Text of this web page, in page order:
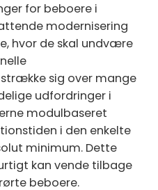
for beboere i
modernisering
hvor de skal undvære
sig over mange
udfordringer i
modulbaseret
i den enkelte
minimum. Dette
kan vende tilbage
beboere.